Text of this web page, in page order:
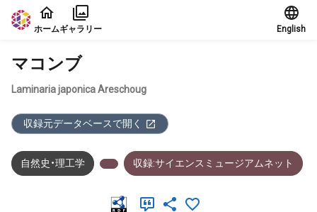
本文に飛ぶ
ホームギャラリー English
マコンブ
Laminaria japonica Areschoug
収録元データベースで開く
自然史・理工学 収録:サイエンスミュージアムネット